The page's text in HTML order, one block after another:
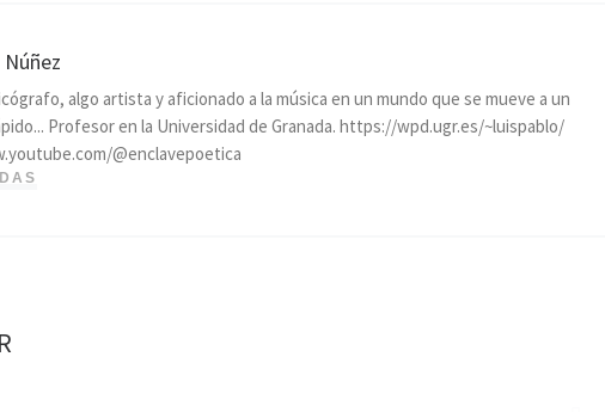
algo artista y aficionado a la música en un mundo que se mueve a un
Profesor en la Universidad de Granada. https://wpd.ugr.es/~luispablo/
@enclavepoetica